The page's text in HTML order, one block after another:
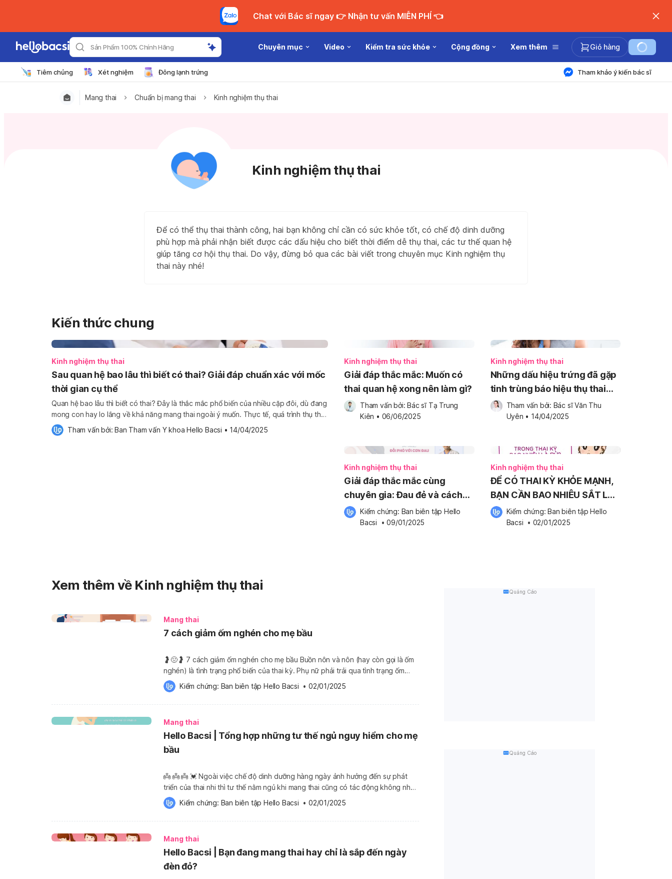
Chat với Bác sĩ ngay 👉 Nhận tư vấn MIỄN PHÍ 👈
Sản Phẩm 100% Chính Hãng Chuyên mục Video Kiểm tra sức khỏe Cộng đồng Xem thêm Giỏ hàng
Tiêm chủng Xét nghiệm Đông lạnh trứng Tham khảo ý kiến bác sĩ
Mang thai Chuẩn bị mang thai Kinh nghiệm thụ thai
Kinh nghiệm thụ thai
Để có thể thụ thai thành công, hai bạn không chỉ cần có sức khỏe tốt, có chế độ dinh dưỡng
phù hợp mà phải nhận biết được các dấu hiệu cho biết thời điểm dễ thụ thai, các tư thế quan hệ
giúp tăng cơ hội thụ thai. Do vậy, đừng bỏ qua các bài viết trong chuyên mục Kinh nghiệm thụ
thai này nhé!
Kiến thức chung
Kinh nghiệm thụ thai
Sau quan hệ bao lâu thì biết có thai? Giải đáp chuẩn xác với mốc
thời gian cụ thể
Quan hệ bao lâu thì biết có thai? Đây là thắc mắc phổ biến của nhiều cặp đôi, dù đang
mong con hay lo lắng về khả năng mang thai ngoài ý muốn. Thực tế, quá trình thụ thai
không diễn ra ngay lập tức mà cần có thời gian để trứng và tinh trùng […]
Tham vấn bởi: Ban Tham vấn Y khoa Hello Bacsi • 14/04/2025
Kinh nghiệm thụ thai
Giải đáp thắc mắc: Muốn có
thai quan hệ xong nên làm gì?
Tham vấn bởi: Bác sĩ Tạ Trung
Kiên • 06/06/2025
Kinh nghiệm thụ thai
Những dấu hiệu trứng đã gặp
tinh trùng báo hiệu thụ thai
thành công
Tham vấn bởi: Bác sĩ Văn Thu
Uyên • 14/04/2025
Kinh nghiệm thụ thai
Giải đáp thắc mắc cùng
chuyên gia: Đau đẻ và cách
đối phố với cơn đau đẻ
Kiểm chứng: Ban biên tập Hello
Bacsi
• 09/01/2025
Kinh nghiệm thụ thai
ĐỂ CÓ THAI KỲ KHỎE MẠNH,
BẠN CẦN BAO NHIÊU SẮT LÀ
ĐỦ?Kiểm chứng: Ban biên tập Hello
Bacsi • 02/01/2025
Xem thêm về Kinh nghiệm thụ thai
Mang thai
7 cách giảm ốm nghén cho mẹ bầu
🤰🤢🤰 7 cách giảm ốm nghén cho mẹ bầu Buồn nôn và nôn (hay còn gọi là ốm
nghén) là tình trạng phổ biến của thai kỳ. Phụ nữ phải trải qua tình trạng ốm
nghén không chỉ chịu đựng về thể chất, mà còn về tâm lý dẫn đến sự mệt mỏi.
Hello Bacsi […]
Kiểm chứng: Ban biên tập Hello Bacsi • 02/01/2025
Mang thai
Hello Bacsi | Tổng hợp những tư thế ngủ nguy hiểm cho mẹ
bầu
👼 👼 👼 💓 Ngoài việc chế độ dinh dưỡng hàng ngày ảnh hưởng đến sự phát
triển của thai nhi thì tư thế nằm ngủ khi mang thai cũng có tác động không nhỏ
đến bé yêu. 💓 Dưới đây, là một số tư thế nằm cho bà bầu không hề tốt và […]
Kiểm chứng: Ban biên tập Hello Bacsi • 02/01/2025
Mang thai
Hello Bacsi | Bạn đang mang thai hay chỉ là sắp đến ngày
đèn đỏ?
Quảng Cáo
Quảng Cáo